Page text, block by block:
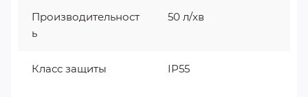
Производительност
ь
50 л/хв
Класс защиты IP55